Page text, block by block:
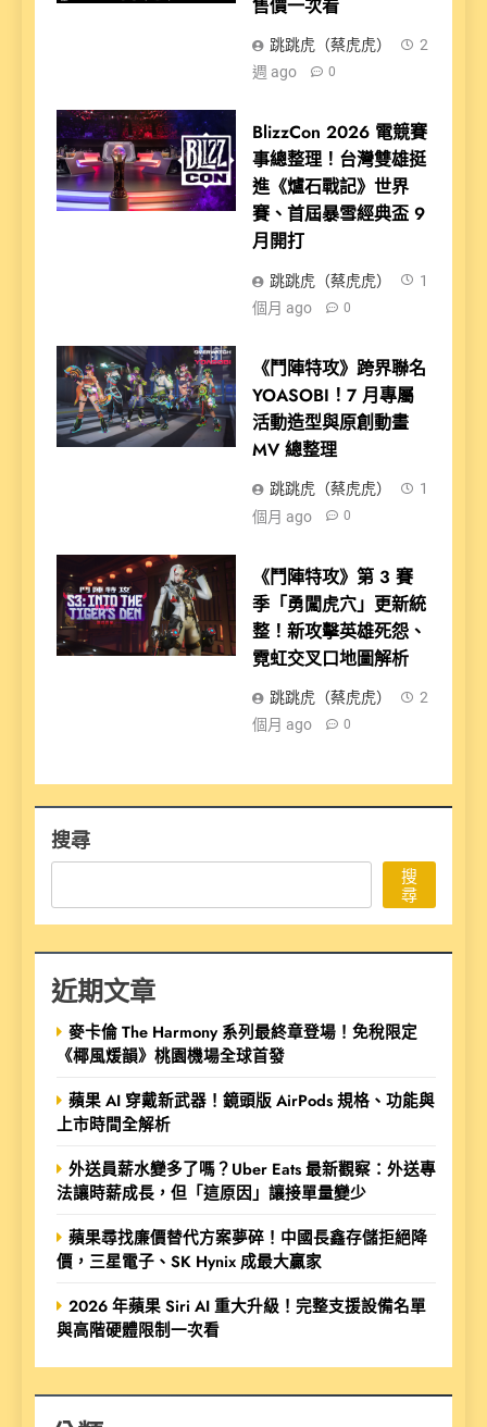
售價一次看
跳跳虎（蔡虎虎）
2
週 ago
0
BlizzCon 2026 電競賽
事總整理！台灣雙雄挺
進《爐石戰記》世界
賽、首屆暴雪經典盃 9
月開打
跳跳虎（蔡虎虎）
1
個月 ago
0
《鬥陣特攻》跨界聯名
YOASOBI！7 月專屬
活動造型與原創動畫
MV 總整理
跳跳虎（蔡虎虎）
1
個月 ago
0
《鬥陣特攻》第 3 賽
季「勇闖虎穴」更新統
整！新攻擊英雄死怨、
霓虹交叉口地圖解析
跳跳虎（蔡虎虎）
2
個月 ago
0
搜尋
搜
尋
近期文章
麥卡倫 The Harmony 系列最終章登場！免稅限定
《椰風煖韻》桃園機場全球首發
蘋果 AI 穿戴新武器！鏡頭版 AirPods 規格、功能與
上市時間全解析
外送員薪水變多了嗎？Uber Eats 最新觀察：外送專
法讓時薪成長，但「這原因」讓接單量變少
蘋果尋找廉價替代方案夢碎！中國長鑫存儲拒絕降
價，三星電子、SK Hynix 成最大贏家
2026 年蘋果 Siri AI 重大升級！完整支援設備名單
與高階硬體限制一次看